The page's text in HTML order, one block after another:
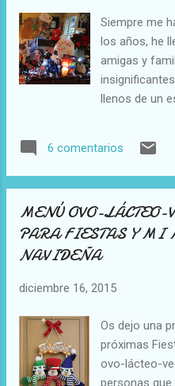
aquí aquí
Siempre me
los años, he
amigas y
llenos de un
voy a contar
vez. Cuando
me regala
terminaría en
cuando tengo
desperdícien,
bien, las dejo
con un
a gustar a la
6 comentarios
MENÚ OVO-LÁCTEO-
PARA FIESTAS Y MI
NAVIDEÑA
diciembre 16, 2015
Os dejo una
próximas
ovo-lácteo-
personas